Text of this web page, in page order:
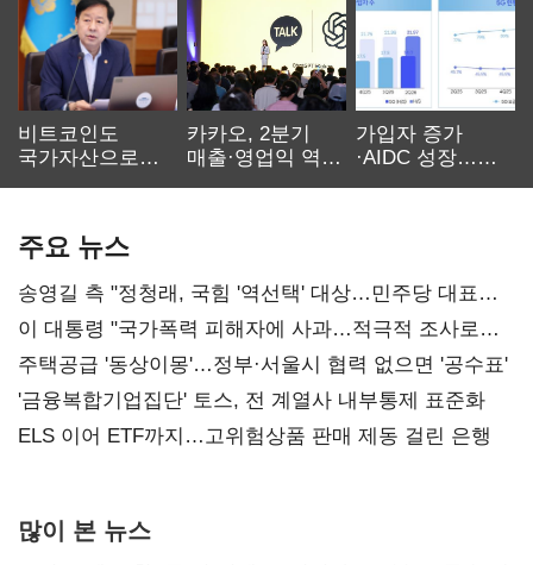
비트코인도
국가자산으로…'
카카오, 2분기
매출·영업익 역대
가입자 증가
·AIDC 성장…
주요 뉴스
송영길 측 "정청래, 국힘 '역선택' 대상…민주당 대표로
총선 지휘 못해"
이 대통령 "국가폭력 피해자에 사과…적극적 조사로
진실 밝혀야"
주택공급 '동상이몽'…정부·서울시 협력 없으면 '공수표'
'금융복합기업집단' 토스, 전 계열사 내부통제 표준화
ELS 이어 ETF까지…고위험상품 판매 제동 걸린 은행
많이 본 뉴스